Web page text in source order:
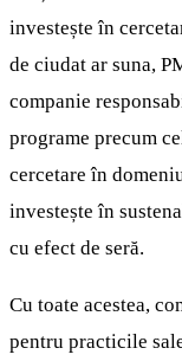
investește în
de ciudat ar suna,
companie
programe precum
cercetare în
investește în
cu efect de seră.
Cu toate acestea,
pentru practicile